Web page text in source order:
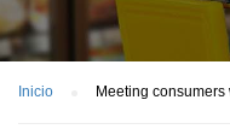
Inicio Meeting